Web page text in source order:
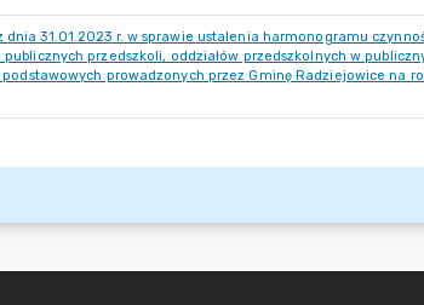
dnia 31.01.2023 r. w sprawie ustalenia harmonogramu
przedszkoli, oddziałów przedszkolnych w
prowadzonych przez Gminę Radziejowice na